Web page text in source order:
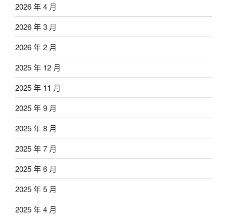
2026 年 4 月
2026 年 3 月
2026 年 2 月
2025 年 12 月
2025 年 11 月
2025 年 9 月
2025 年 8 月
2025 年 7 月
2025 年 6 月
2025 年 5 月
2025 年 4 月